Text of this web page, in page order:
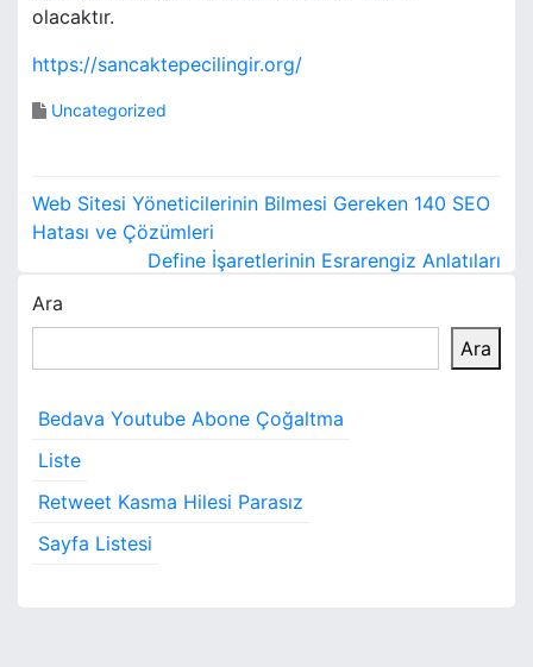
olacaktır.
https://sancaktepecilingir.org/
Uncategorized
Y
a
z
ı
g
e
z
i
n
Web Sitesi Yöneticilerinin Bilmesi Gereken 140 SEO
Hatası ve Çözümleri
Define İşaretlerinin Esrarengiz Anlatıları
Ara
Ara
Bedava Youtube Abone Çoğaltma
Liste
Retweet Kasma Hilesi Parasız
Sayfa Listesi